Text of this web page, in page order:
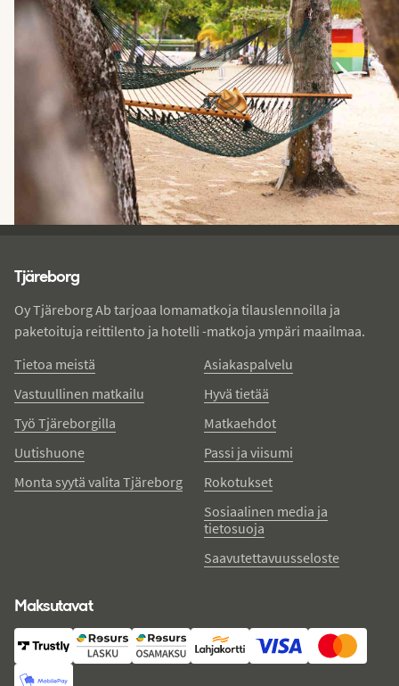
Tjäreborg
Oy Tjäreborg Ab tarjoaa lomamatkoja tilauslennoilla ja
paketoituja reittilento ja hotelli -matkoja ympäri maailmaa.
Tietoa meistä
Vastuullinen matkailu
Työ Tjäreborgilla
Uutishuone
Monta syytä valita Tjäreborg
Asiakaspalvelu
Hyvä tietää
Matkaehdot
Passi ja viisumi
Rokotukset
Sosiaalinen media ja
tietosuoja
Saavutettavuusseloste
Maksutavat